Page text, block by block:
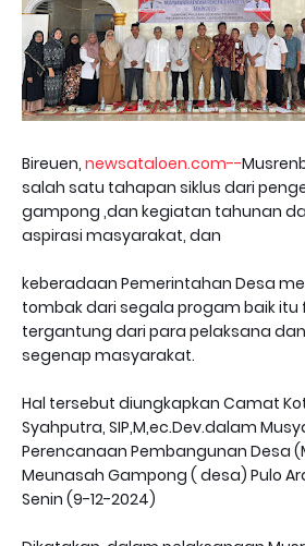
Bireuen, newsataloen.com--
salah satu tahapan siklus dari
gampong ,dan kegiatan tahunan
aspirasi masyarakat, dan
keberadaan Pemerintahan Desa
tombak dari segala progam baik itu
tergantung dari para pelaksana
segenap masyarakat.
Hal tersebut diungkapkan Camat
Syahputra, SIP,M,ec.Dev.dalam
Perencanaan Pembangunan Desa
Meunasah Gampong ( desa) Pulo
Senin (9-12-2024)